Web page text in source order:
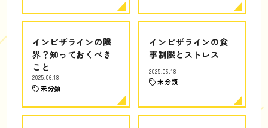
インビザラインの限
界？知っておくべき
こと
2025.06.18
未分類
インビザラインの食
事制限とストレス
2025.06.18
未分類